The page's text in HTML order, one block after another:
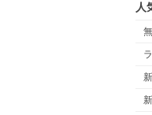
人